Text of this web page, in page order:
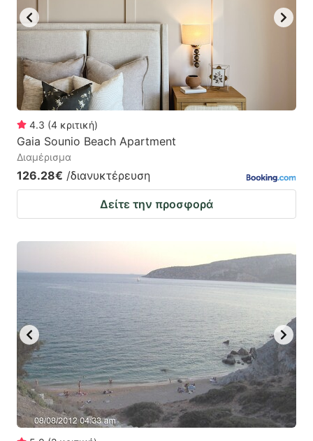
4.3 (4 κριτική)
Gaia Sounio Beach Apartment
Διαμέρισμα
126.28€ /διανυκτέρευση
Δείτε την προσφορά